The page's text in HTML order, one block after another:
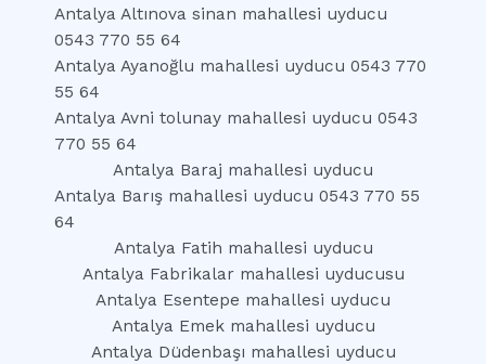
Antalya Altınova sinan mahallesi uyducu
0543 770 55 64
Antalya Ayanoğlu mahallesi uyducu 0543 770
55 64
Antalya Avni tolunay mahallesi uyducu 0543
770 55 64
Antalya Baraj mahallesi uyducu
Antalya Barış mahallesi uyducu 0543 770 55
64
Antalya Fatih mahallesi uyducu
Antalya Fabrikalar mahallesi uyducusu
Antalya Esentepe mahallesi uyducu
Antalya Emek mahallesi uyducu
Antalya Düdenbaşı mahallesi uyducu